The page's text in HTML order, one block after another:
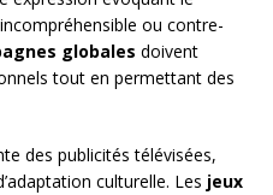
ou contre-
globales doivent
tout en permettant des
des publicités télévisées,
culturelle. Les jeux